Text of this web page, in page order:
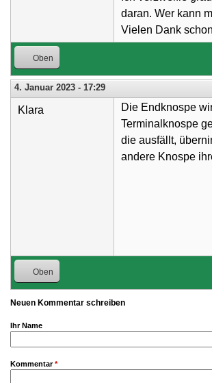
daran. Wer kann
Vielen Dank
Oben
4. Januar 2023 - 17:29
Klara
Die Endknospe
Terminalknospe
die ausfällt,
andere Knospe
Oben
Neuen Kommentar schreiben
Ihr Name
Kommentar*